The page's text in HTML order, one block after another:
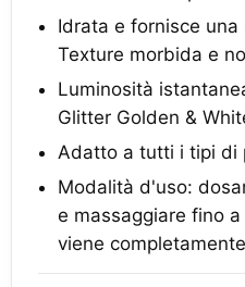
Idrata e fornisce
Texture morbida e
Luminosità
Glitter Golden &
Adatto a tutti i tipi di
Modalità d'uso:
e massaggiare fino
viene